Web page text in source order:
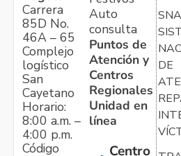
Carrera
85D No.
46A – 65
Complejo
logístico
San
Cayetano
Horario:
8:00 a.m. –
4:00 p.m.
Código
Auto
consulta
Puntos de
Atención y
Centros
Regionales
Unidad en
línea
Centro
DE